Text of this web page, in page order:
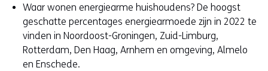
a
r
e
e
v
e
r
w
Waar wonen energiearme huishoudens? De hoogst
geschatte percentages energiearmoede zijn in 2022 te
vinden in Noordoost-Groningen, Zuid-Limburg,
Rotterdam, Den Haag, Arnhem en omgeving, Almelo
en Enschede.